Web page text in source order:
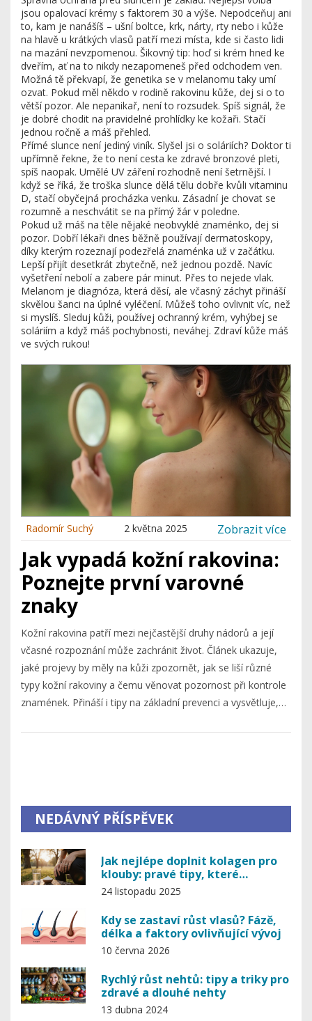
jsou opalovací krémy s faktorem 30 a výše. Nepodceňuj ani
to, kam je nanášíš – ušní boltce, krk, nárty, rty nebo i kůže
na hlavě u krátkých vlasů patří mezi místa, kde si často lidi
na mazání nevzpomenou. Šikovný tip: hoď si krém hned ke
dveřím, ať na to nikdy nezapomeneš před odchodem ven.
Možná tě překvapí, že genetika se v melanomu taky umí
ozvat. Pokud měl někdo v rodině rakovinu kůže, dej si o to
větší pozor. Ale nepanikař, není to rozsudek. Spíš signál, že
je dobré chodit na pravidelné prohlídky ke kožaři. Stačí
jednou ročně a máš přehled.
Přímé slunce není jediný viník. Slyšel jsi o soláriích? Doktor ti
upřímně řekne, že to není cesta ke zdravé bronzové pleti,
spíš naopak. Umělé UV záření rozhodně není šetrnější. I
když se říká, že troška slunce dělá tělu dobře kvůli vitaminu
D, stačí obyčejná procházka venku. Zásadní je chovat se
rozumně a neschvátit se na přímý žár v poledne.
Pokud už máš na těle nějaké neobvyklé znaménko, dej si
pozor. Dobří lékaři dnes běžně používají dermatoskopy,
díky kterým rozeznají podezřelá znaménka už v začátku.
Lepší přijít desetkrát zbytečně, než jednou pozdě. Navíc
vyšetření nebolí a zabere pár minut. Přes to nejede vlak.
Melanom je diagnóza, která děsí, ale včasný záchyt přináší
skvělou šanci na úplné vyléčení. Můžeš toho ovlivnit víc, než
si myslíš. Sleduj kůži, používej ochranný krém, vyhýbej se
soláriím a když máš pochybnosti, neváhej. Zdraví kůže máš
ve svých rukou!
Radomír Suchý 2 května 2025 Zobrazit více
Jak vypadá kožní rakovina:
Poznejte první varovné
znaky
Kožní rakovina patří mezi nejčastější druhy nádorů a její
včasné rozpoznání může zachránit život. Článek ukazuje,
jaké projevy by měly na kůži zpozornět, jak se liší různé
typy kožní rakoviny a čemu věnovat pozornost při kontrole
znamének. Přináší i tipy na základní prevenci a vysvětluje,
Vědět, co hledat, může znamenat rozdíl mezi úspěšnou
NEDÁVNÝ PŘÍSPĚVEK
Jak nejlépe doplnit kolagen pro
klouby: pravé tipy, které
skutečně fungují
24 listopadu 2025
Kdy se zastaví růst vlasů? Fázě,
délka a faktory ovlivňující vývoj
10 června 2026
Rychlý růst nehtů: tipy a triky pro
zdravé a dlouhé nehty
13 dubna 2024